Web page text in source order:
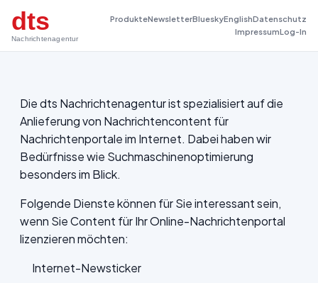
dts
Nachrichtenagentur
ProdukteNewsletterBlueskyEnglishDatenschutz
ImpressumLog-In
Die dts Nachrichtenagentur ist spezialisiert auf die
Anlieferung von Nachrichtencontent für
Nachrichtenportale im Internet. Dabei haben wir
Bedürfnisse wie Suchmaschinenoptimierung
besonders im Blick.
Folgende Dienste können für Sie interessant sein,
wenn Sie Content für Ihr Online-Nachrichtenportal
lizenzieren möchten:
Internet-Newsticker